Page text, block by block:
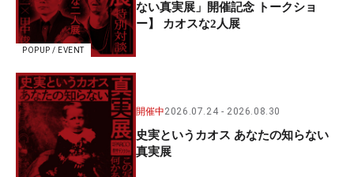
POPUP / EVENT
ない真実展」開催記念 トークショ
ー】 カオスな2人展
開催中2026.07.24 2026.08.30
史実というカオス あなたの知らない
真実展